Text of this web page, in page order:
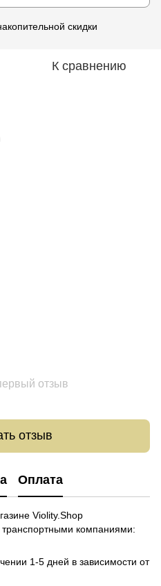
скидки
К сравнению
отзыв
отзыв
Оплата
Violity.Shop
компаниями:
1-5 дней в зависимости от